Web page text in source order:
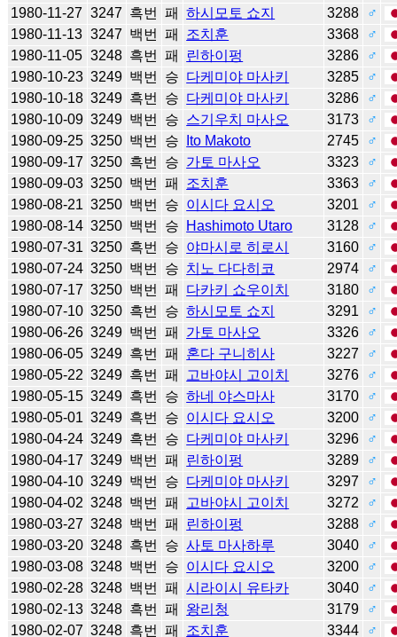
1980-11-27 3247 흑번 패 하시모토 쇼지 3288
♂
1980-11-13 3247 백번 패 조치훈 3368
♂
1980-11-05 3248 흑번 패 린하이펑 3286
♂
1980-10-23 3249 백번 승 다케미야 마사키 3285
♂
1980-10-18 3249 흑번 승 다케미야 마사키 3286
♂
1980-10-09 3249 백번 승 스기우치 마사오 3173
♂
1980-09-25 3250 백번 승 Ito Makoto 2745
♂
1980-09-17 3250 흑번 승 가토 마사오 3323
♂
1980-09-03 3250 백번 패 조치훈 3363
♂
1980-08-21 3250 백번 승 이시다 요시오 3201
♂
1980-08-14 3250 백번 승 Hashimoto Utaro 3128
♂
1980-07-31 3250 흑번 승 야마시로 히로시 3160
♂
1980-07-24 3250 백번 승 치노 다다히코 2974
♂
1980-07-17 3250 백번 패 다카키 쇼우이치 3180
♂
1980-07-10 3250 흑번 승 하시모토 쇼지 3291
♂
1980-06-26 3249 백번 패 가토 마사오 3326
♂
1980-06-05 3249 흑번 패 혼다 구니히사 3227
♂
1980-05-22 3249 흑번 패 고바야시 고이치 3276
♂
1980-05-15 3249 흑번 승 하네 야스마사 3170
♂
1980-05-01 3249 흑번 승 이시다 요시오 3200
♂
1980-04-24 3249 흑번 승 다케미야 마사키 3296
♂
1980-04-17 3249 백번 패 린하이펑 3289
♂
1980-04-10 3249 백번 승 다케미야 마사키 3297
♂
1980-04-02 3248 백번 패 고바야시 고이치 3272
♂
1980-03-27 3248 백번 패 린하이펑 3288
♂
1980-03-20 3248 흑번 승 사토 마사하루 3040
♂
1980-03-08 3248 백번 승 이시다 요시오 3200
♂
1980-02-28 3248 백번 패 시라이시 유타카 3040
♂
1980-02-13 3248 흑번 패 왕리청 3179
♂
1980-02-07 3248 흑번 패 조치훈 3344 ♂